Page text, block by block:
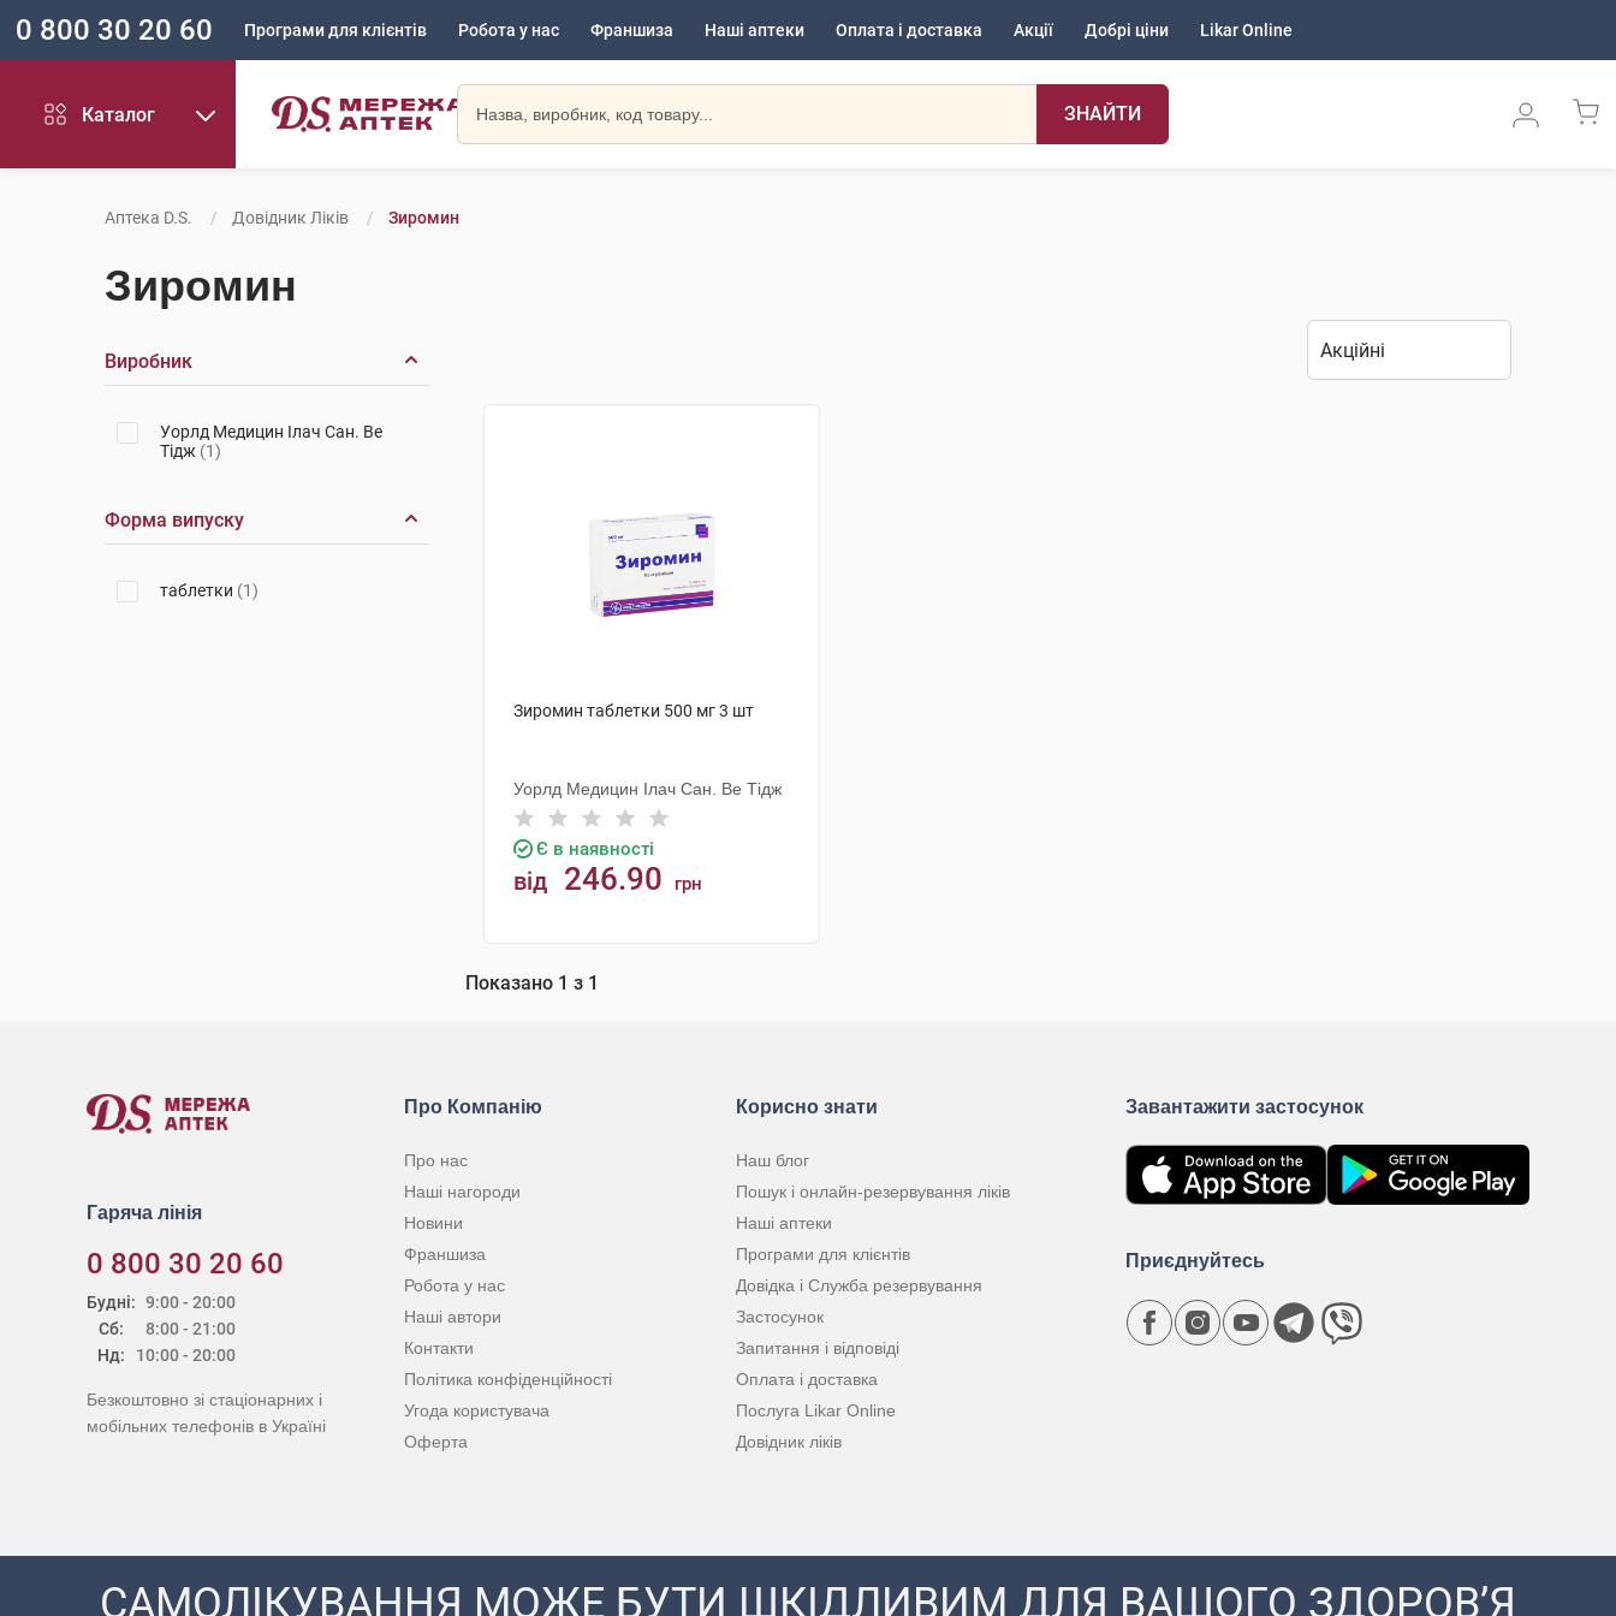
0 800 30 20 60 Програми для клієнтів Робота у нас Франшиза Наші аптеки Оплата і доставка Акції Добрі ціни Likar Online
Каталог ЗНАЙТИ
Аптека D.S. Довідник Ліків Зиромин
Зиромин
Виробник
Уорлд Медицин Ілач Сан. Ве
Тідж (1)
Форма випуску
таблетки (1)
Зиромин таблетки 500 мг 3 шт
Уорлд Медицин Ілач Сан. Ве Тідж
Є в наявності
від 246.90 грн
Показано 1 з 1
Гаряча лінія
0 800 30 20 60
Будні:
Сб:
Нд:
9:00 - 20:00
8:00 - 21:00
10:00 - 20:00
Безкоштовно зі стаціонарних і
мобільних телефонів в Україні
Про Компанію
Про нас
Наші нагороди
Новини
Франшиза
Робота у нас
Наші автори
Контакти
Політика конфіденційності
Угода користувача
Оферта
Корисно знати
Наш блог
Пошук і онлайн-резервування ліків
Наші аптеки
Програми для клієнтів
Довідка і Служба резервування
Застосунок
Запитання і відповіді
Оплата і доставка
Послуга Likar Online
Довідник ліків
Завантажити застосунок
Приєднуйтесь
САМОЛІКУВАННЯ МОЖЕ БУТИ ШКІДЛИВИМ ДЛЯ ВАШОГО ЗДОРОВ’Я